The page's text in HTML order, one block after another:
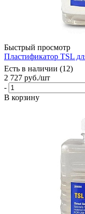
Быстрый просмотр
Пластификатор TSL
Есть в наличии (12)
2 727 руб./шт
-
В корзину